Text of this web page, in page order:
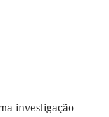
investigação –